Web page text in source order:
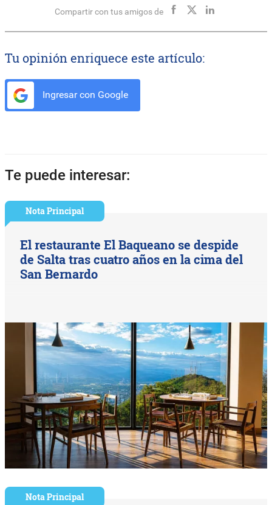
Compartir con tus amigos de
Tu opinión enriquece este artículo:
Ingresar con Google
Te puede interesar:
Nota Principal
El restaurante El Baqueano se despide
de Salta tras cuatro años en la cima del
San Bernardo
Nota Principal